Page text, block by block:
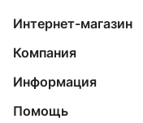
Интернет-магазин
Компания
Информация
Помощь